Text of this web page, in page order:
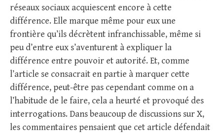
réseaux sociaux acquiescent encore à cette
différence. Elle marque même pour eux une
frontière qu’ils décrètent infranchissable, même si
peu d’entre eux s’aventurent à expliquer la
différence entre pouvoir et autorité. Et, comme
l’article se consacrait en partie à marquer cette
différence, peut-être pas cependant comme on a
l’habitude de le faire, cela a heurté et provoqué des
interrogations. Dans beaucoup de discussions sur X,
les commentaires pensaient que cet article défendait